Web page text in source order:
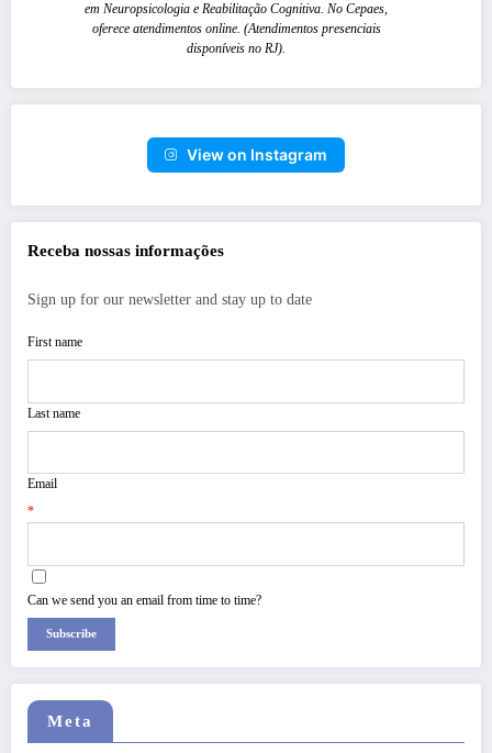
em Neuropsicologia e Reabilitação Cognitiva. No Cepaes,
oferece atendimentos online. (Atendimentos presenciais
disponíveis no RJ).
View on Instagram
Receba nossas informações
Sign up for our newsletter and stay up to date
First name
Last name
Email
*
Can we send you an email from time to time?
Subscribe
Meta